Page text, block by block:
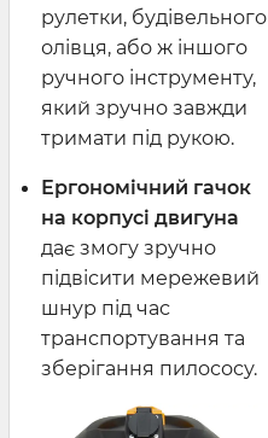
рулетки, будівельного
олівця, або ж іншого
ручного інструменту,
який зручно завжди
тримати під рукою.
Ергономічний гачок
на корпусі двигуна
дає змогу зручно
підвісити мережевий
шнур під час
транспортування та
зберігання пилососу.